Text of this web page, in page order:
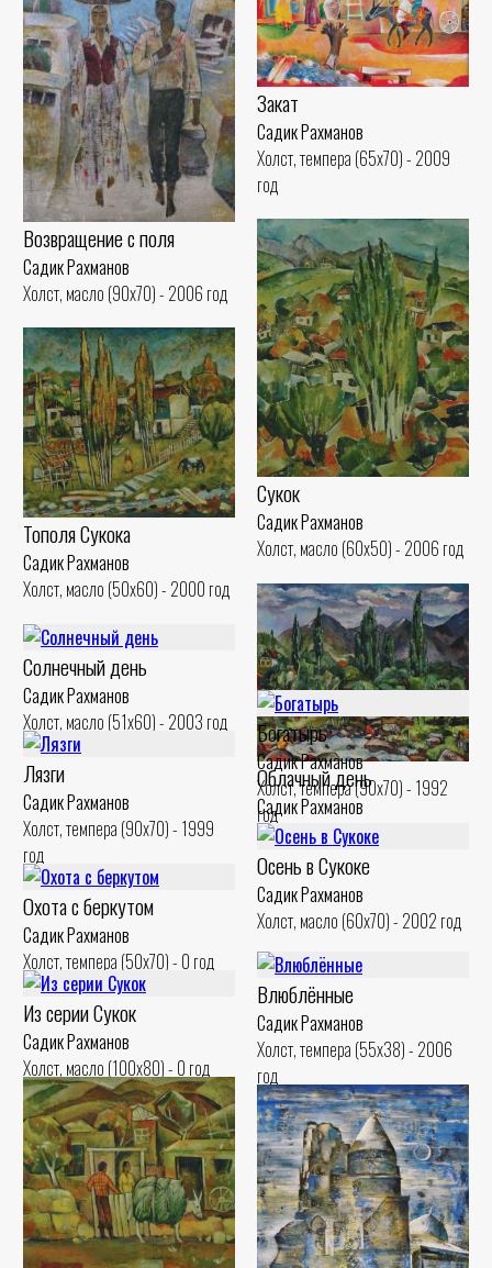
Закат
Садик Рахманов
Холст, темпера (65x70) - 2009
год
Возвращение с поля
Садик Рахманов
Холст, масло (90x70) - 2006 год
Сукок
Садик Рахманов
Холст, масло (60x50) - 2006 год
Тополя Сукока
Садик Рахманов
Холст, масло (50x60) - 2000 год
Облачный день
Садик Рахманов
Холст, масло (50x60) - 2000 год
Солнечный день
Садик Рахманов
Холст, масло (51x60) - 2003 год
Богатырь
Садик Рахманов
Холст, темпера (90x70) - 1992
год
Лязги
Садик Рахманов
Холст, темпера (90x70) - 1999
год
Осень в Сукоке
Садик Рахманов
Холст, масло (60x70) - 2002 год
Охота с беркутом
Садик Рахманов
Холст, темпера (50x70) - 0 год
Влюблённые
Садик Рахманов
Холст, темпера (55x38) - 2006
год
Из серии Сукок
Садик Рахманов
Холст, масло (100x80) - 0 год